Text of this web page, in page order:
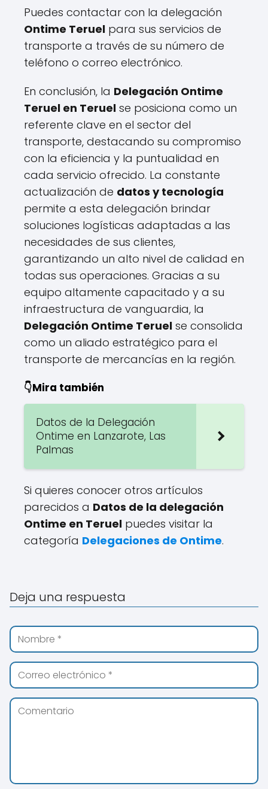
Puedes contactar con la delegación
Ontime Teruel para sus servicios de
transporte a través de su número de
teléfono o correo electrónico.
En conclusión, la Delegación Ontime
Teruel en Teruel se posiciona como un
referente clave en el sector del
transporte, destacando su compromiso
con la eficiencia y la puntualidad en
cada servicio ofrecido. La constante
actualización de datos y tecnología
permite a esta delegación brindar
soluciones logísticas adaptadas a las
necesidades de sus clientes,
garantizando un alto nivel de calidad en
todas sus operaciones. Gracias a su
equipo altamente capacitado y a su
infraestructura de vanguardia, la
Delegación Ontime Teruel se consolida
como un aliado estratégico para el
transporte de mercancías en la región.
👇Mira también
Datos de la Delegación
Ontime en Lanzarote, Las
Palmas
Si quieres conocer otros artículos
parecidos a Datos de la delegación
Ontime en Teruel puedes visitar la
categoría Delegaciones de Ontime.
Deja una respuesta